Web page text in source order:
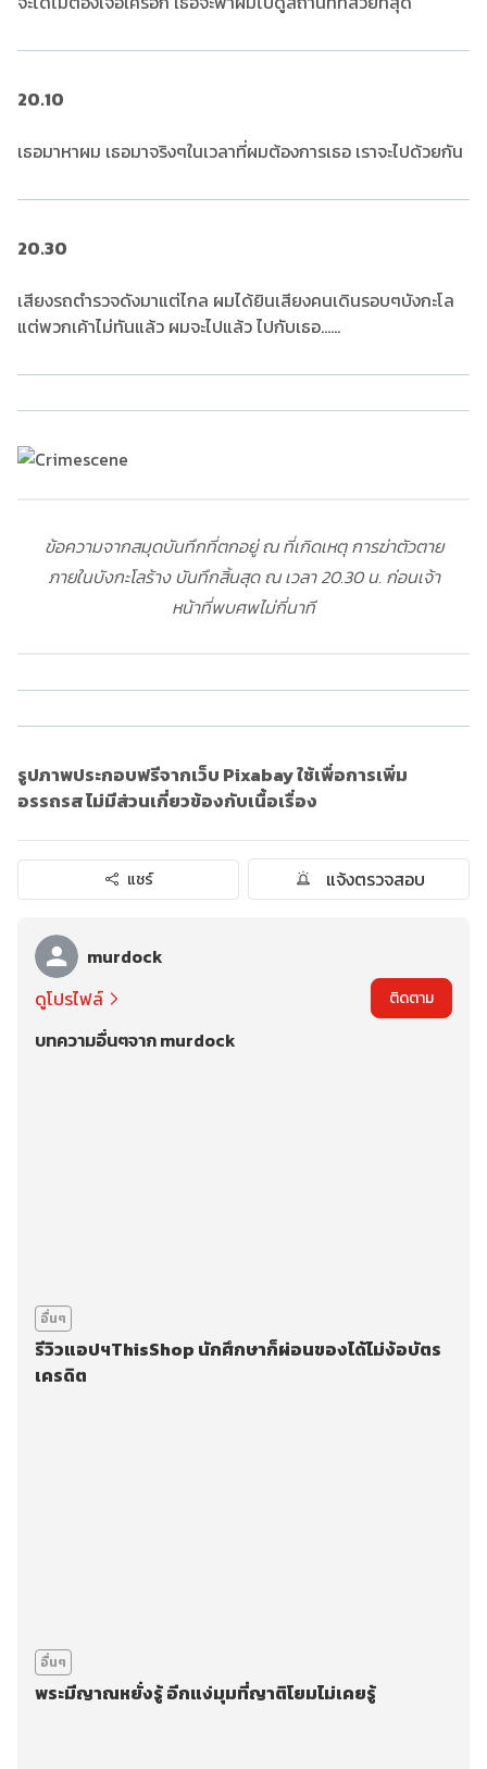
20.10
เธอมาหาผม เธอมาจริงๆในเวลาที่ผมต้องการเธอ เราจะไปด้วยกัน
20.30
เสียงรถตำรวจดังมาแต่ไกล ผมได้ยินเสียงคนเดินรอบๆบังกะโล
แต่พวกเค้าไม่ทันแล้ว ผมจะไปแล้ว ไปกับเธอ......
ข้อความจากสมุดบันทึกที่ตกอยู่ ณ ที่เกิดเหตุ การฆ่าตัวตาย
ภายในบังกะโลร้าง บันทึกสิ้นสุด ณ เวลา 20.30 น. ก่อนเจ้า
หน้าที่พบศพไม่กี่นาที
รูปภาพประกอบฟรีจากเว็บ Pixabay ใช้เพื่อการเพิ่ม
อรรถรส ไม่มีส่วนเกี่ยวข้องกับเนื้อเรื่อง
แชร์ แจ้งตรวจสอบ
murdock
ดูโปรไฟล์
ติดตาม
บทความอื่นๆจาก murdock
อื่นๆ
รีวิวแอปฯThisShop นักศึกษาก็ผ่อนของได้ไม่ง้อบัตร
เครดิต
อื่นๆ
พระมีญาณหยั่งรู้ อีกแง่มุมที่ญาติโยมไม่เคยรู้